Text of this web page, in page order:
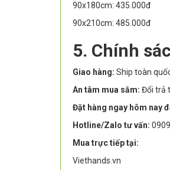
90x180cm: 435.000đ
90x210cm: 485.000đ
5. Chính
Giao hàng: Ship toàn
An tâm mua sắm: Đổi trả
Đặt hàng ngay hôm nay
Hotline/Zalo tư vấn:
Mua trực tiếp tại:
Viethands.vn